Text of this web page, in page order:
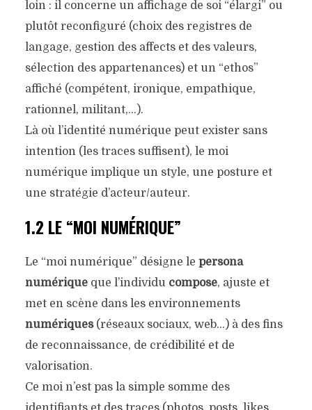
loin : il concerne un affichage de soi “élargi” ou
plutôt reconfiguré (choix des registres de
langage, gestion des affects et des valeurs,
sélection des appartenances) et un “ethos”
affiché (compétent, ironique, empathique,
rationnel, militant,…).
Là où l’identité numérique peut exister sans
intention (les traces suffisent), le moi
numérique implique un style, une posture et
une stratégie d’acteur/auteur.
1.2 LE “MOI NUMÉRIQUE”
Le “moi numérique” désigne le persona
numériqueque l’individu compose, ajuste et
met en scène dans les environnements
numériques(réseaux sociaux, web…) à des fins
de reconnaissance, de crédibilité et de
valorisation.
Ce moi n’est pas la simple somme des